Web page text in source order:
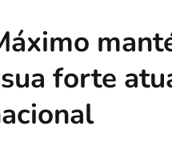
forte